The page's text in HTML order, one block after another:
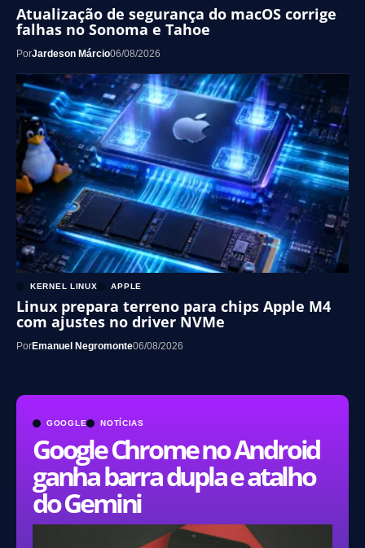
GOOGLE NOTÍCIAS
Google Chrome no Android
ganha barra dupla e atalho
do Gemini
Atualização de segurança do macOS corrige
falhas no Sonoma e Tahoe
PorJardeson Márcio06/08/2026
KERNEL LINUX APPLE
Linux prepara terreno para chips Apple M4
com ajustes no driver NVMe
PorEmanuel Negromonte06/08/2026